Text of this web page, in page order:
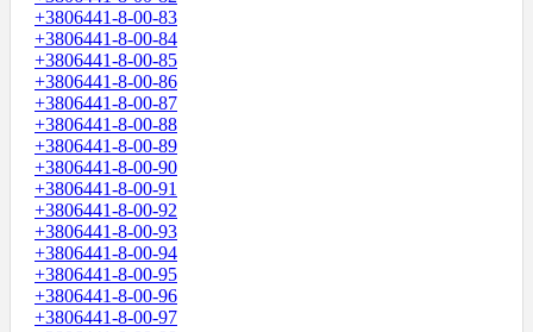
+3806441-8-00-83
+3806441-8-00-84
+3806441-8-00-85
+3806441-8-00-86
+3806441-8-00-87
+3806441-8-00-88
+3806441-8-00-89
+3806441-8-00-90
+3806441-8-00-91
+3806441-8-00-92
+3806441-8-00-93
+3806441-8-00-94
+3806441-8-00-95
+3806441-8-00-96
+3806441-8-00-97